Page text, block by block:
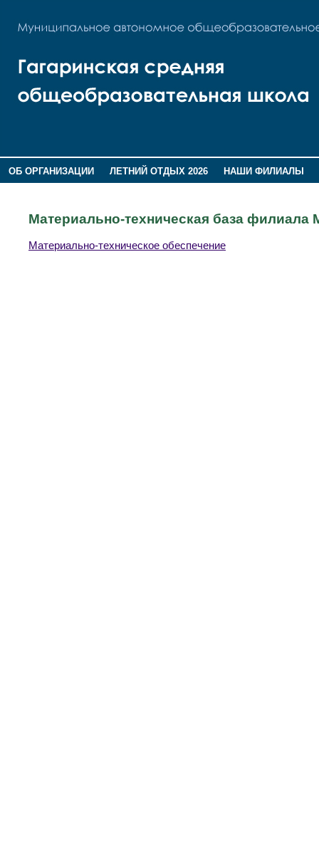
ОБ ОРГАНИЗАЦИИ ЛЕТНИЙ ОТДЫХ 2026
НАШИ ФИЛИАЛЫ
Материально-техническая база
Материально-техническое обеспечение